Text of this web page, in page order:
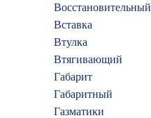
Восстановительный
Вставка
Втулка
Втягивающий
Габарит
Габаритный
Газматики